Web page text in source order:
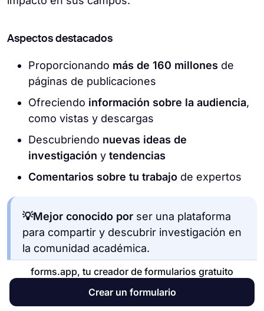
Aspectos destacados
Proporcionando más de 160 millones de
páginas de publicaciones
Ofreciendo información sobre la audiencia,
como vistas y descargas
Descubriendo nuevas ideas de
investigación y tendencias
Comentarios sobre tu trabajo de expertos
💡Mejor conocido por ser una plataforma
para compartir y descubrir investigación en
la comunidad académica.
Precios de ResearchGate
forms.app, tu creador de formularios gratuito
Crear un formulario